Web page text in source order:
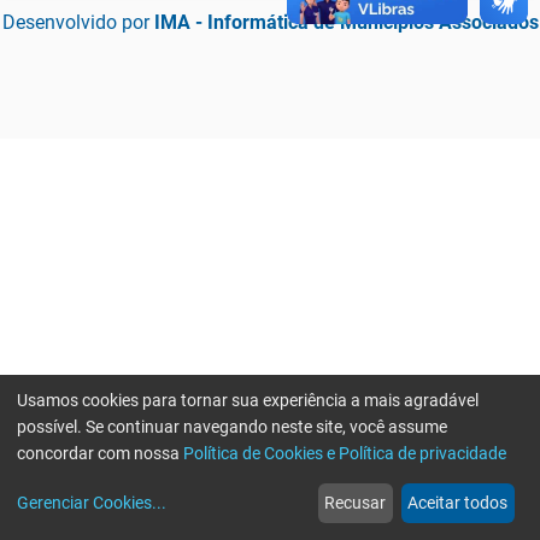
Desenvolvido por IMA - Informática de Municípios Associados
web
Notícias
more_horiz
Mais
Usamos cookies para tornar sua experiência a mais agradável
possível. Se continuar navegando neste site, você assume
concordar com nossa Política de Cookies e Política de privacidade
Gerenciar Cookies... Recusar Aceitar todos
Erro ao enviar informações, por favor tente novamente